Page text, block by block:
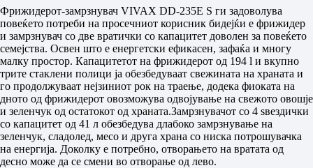
Фрижидерот-замрзнувач VIVAX DD-235E S ги задоволува
повеќето потреби на просечниот корисник бидејќи е фрижидер
и замрзнувач со две вратички со капацитет доволен за повеќето
семејства. Освен што е енергетски ефикасен, зафаќа и многу
малку простор. Капацитетот на фрижидерот од 194 l и вкупно
трите стаклени полици ја обезбедуваат свежината на храната и
го продолжуваат нејзиниот рок на траење, додека фиоката на
дното од фрижидерот овозможува одвојување на свежото овошје
и зеленчук од остатокот од храната.Замрзнувачот со 4 ѕвездички
со капацитет од 41 л обезбедува длабоко замрзнување на
зеленчук, сладолед, месо и друга храна со ниска потрошувачка
на енергија. Доколку е потребно, отворањето на вратата од
десно може да се смени во отворање од лево.